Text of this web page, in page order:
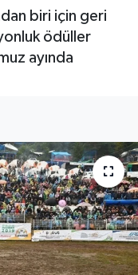
biri için geri
ödüller
ayında